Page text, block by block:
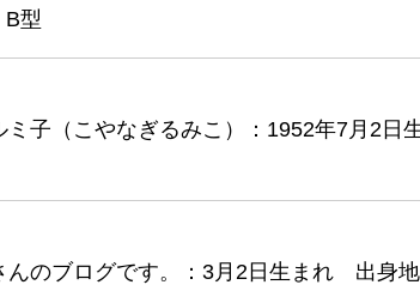
型
ミ子（こやなぎるみこ）：1952年7月2
んのブログです。：3月2日生まれ 出身